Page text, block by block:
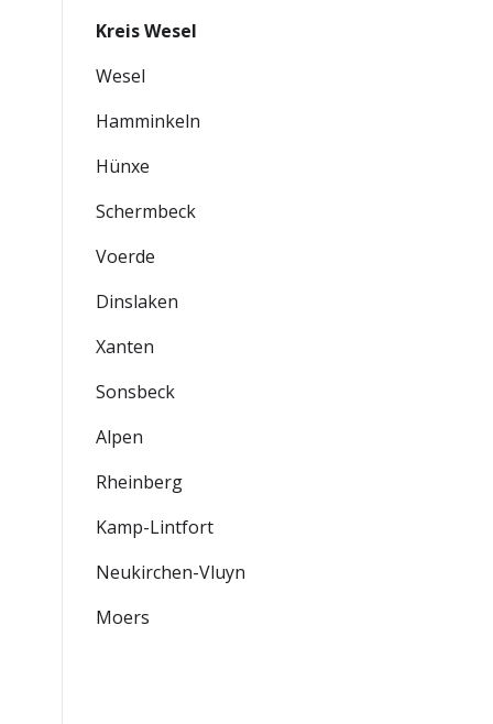
Kreis Wesel
Wesel
Hamminkeln
Hünxe
Schermbeck
Voerde
Dinslaken
Xanten
Sonsbeck
Alpen
Rheinberg
Kamp-Lintfort
Neukirchen-Vluyn
Moers